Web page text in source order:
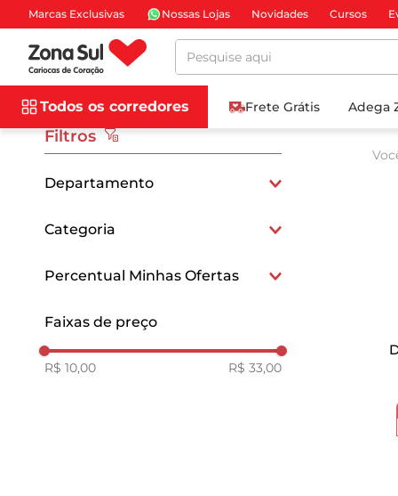
Marcas Exclusivas Nossas Lojas Novidades Cursos
Pesquise aqui
Todos os corredores Frete Grátis Adega
Filtros
Departamento
Categoria
Percentual Minhas Ofertas
Faixas de preço
R$ 10,00 R$ 33,00